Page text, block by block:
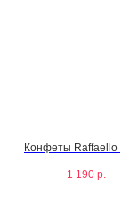
Конфеты Raffaello
1 190 р.